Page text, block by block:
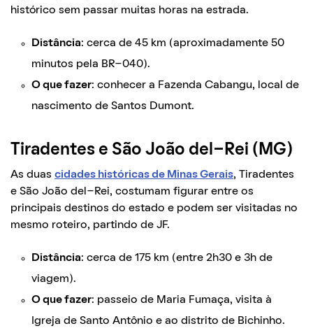
histórico sem passar muitas horas na estrada.
Distância: cerca de 45 km (aproximadamente 50
minutos pela BR-040).
O que fazer: conhecer a Fazenda Cabangu, local de
nascimento de Santos Dumont.
Tiradentes e São João del-Rei (MG)
As duas cidades históricas de Minas Gerais, Tiradentes
e São João del-Rei, costumam figurar entre os
principais destinos do estado e podem ser visitadas no
mesmo roteiro, partindo de JF.
Distância: cerca de 175 km (entre 2h30 e 3h de
viagem).
O que fazer: passeio de Maria Fumaça, visita à
Igreja de Santo Antônio e ao distrito de Bichinho.